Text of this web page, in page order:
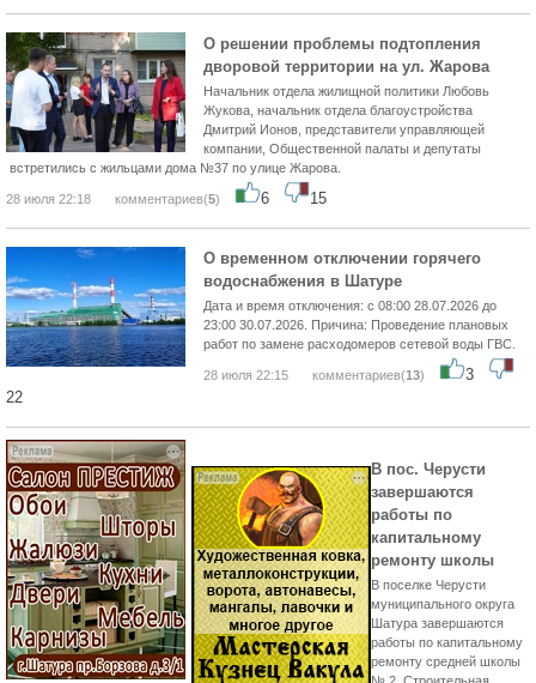
О решении проблемы подтопления
дворовой территории на ул. Жарова
Начальник отдела жилищной политики Любовь
Жукова, начальник отдела благоустройства
Дмитрий Ионов, представители управляющей
компании, Общественной палаты и депутаты
встретились с жильцами дома №37 по улице Жарова.
28 июля 22:18 комментариев(5) 6 15
О временном отключении горячего
водоснабжения в Шатуре
Дата и время отключения: с 08:00 28.07.2026 до
23:00 30.07.2026. Причина: Проведение плановых
работ по замене расходомеров сетевой воды ГВС.
28 июля 22:15 комментариев(13)
3
22
В пос. Черусти
завершаются
работы по
капитальному
ремонту школы
В поселке Черусти
муниципального округа
Шатура завершаются
работы по капитальному
ремонту средней школы